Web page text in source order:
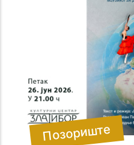
Позориште